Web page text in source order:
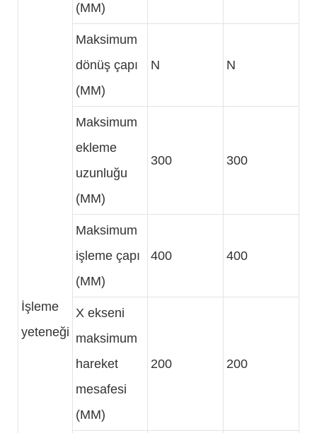
İşleme
yeteneği
(MM)
Maksimum
dönüş çapı
(MM)
N N
Maksimum
ekleme
uzunluğu
(MM)
300 300
Maksimum
işleme çapı
(MM)
400 400
X ekseni
maksimum
hareket
mesafesi
(MM)
200 200